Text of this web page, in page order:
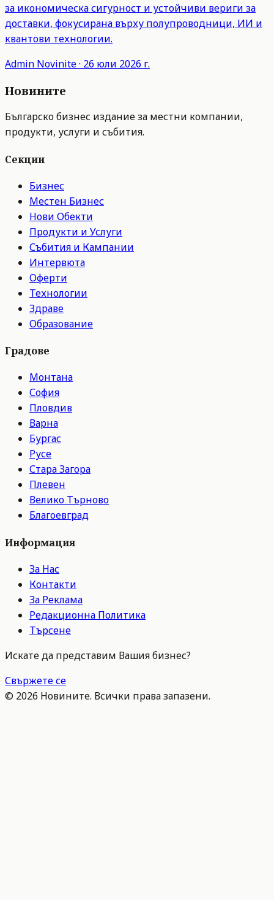
за икономическа сигурност и устойчиви вериги за
доставки, фокусирана върху полупроводници, ИИ и
квантови технологии.
Admin Novinite· 26 юли 2026 г.
Новините
Българско бизнес издание за местни компании,
продукти, услуги и събития.
Секции
Бизнес
Местен Бизнес
Нови Обекти
Продукти и Услуги
Събития и Кампании
Интервюта
Оферти
Технологии
Здраве
Образование
Градове
Монтана
София
Пловдив
Варна
Бургас
Русе
Стара Загора
Плевен
Велико Търново
Благоевград
Информация
За Нас
Контакти
За Реклама
Редакционна Политика
Търсене
Искате да представим Вашия бизнес?
Свържете се
© 2026 Новините. Всички права запазени.